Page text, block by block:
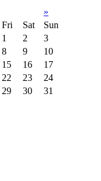
»
Fri Sat
Sun
1
2
3
8 9
10
15 16
17
22 23
24
29 30 31